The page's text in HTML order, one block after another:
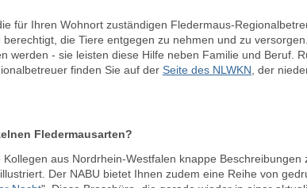
für Ihren Wohnort zuständigen Fledermaus-
die Tiere entgegen zu nehmen und zu
werden - sie leisten diese Hilfe neben Familie und Beruf.
finden Sie auf der Seite des NLWKN , der
Fledermausarten?
Kollegen aus Nordrhein-Westfalen knappe
Der NABU bietet Ihnen zudem eine Reihe von